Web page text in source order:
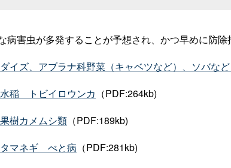
害虫が多発することが予想され、かつ早めに防除
ダイズ、アブラナ科野菜（キャベツなど）、ソバな
水稲 トビイロウンカ （PDF:264kb)
果樹カメムシ類 （PDF:189kb)
タマネギ べと病 （PDF:281kb)